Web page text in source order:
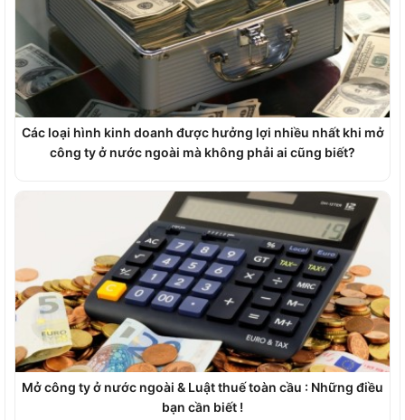
Các loại hình kinh doanh được hưởng lợi nhiều nhất khi mở
công ty ở nước ngoài mà không phải ai cũng biết?
Mở công ty ở nước ngoài & Luật thuế toàn cầu : Những điều
bạn cần biết !